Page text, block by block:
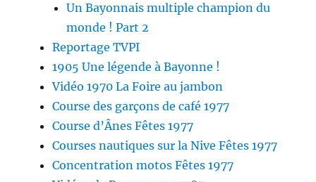
Un Bayonnais multiple champion du
monde ! Part 2
Reportage TVPI
1905 Une légende à Bayonne !
Vidéo 1970 La Foire au jambon
Course des garçons de café 1977
Course d’Ânes Fêtes 1977
Courses nautiques sur la Nive Fêtes 1977
Concentration motos Fêtes 1977